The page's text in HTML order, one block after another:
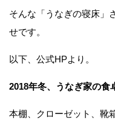
そんな「うなぎの寝床」
せです。
以下、公式HPより。
2018年冬、うなぎ家の食
本棚、クローゼット、靴